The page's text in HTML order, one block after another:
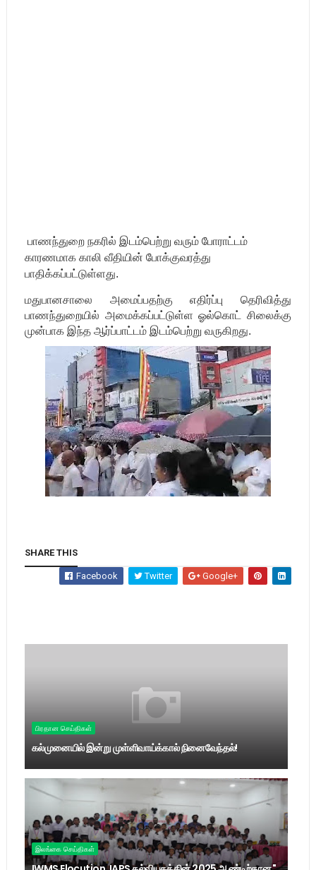
பாணந்துறை நகரில் இடம்பெற்று வரும் போராட்டம்
காரணமாக காலி வீதியின் போக்குவரத்து
பாதிக்கப்பட்டுள்ளது.
மதுபானசாலை அமைப்பதற்கு எதிர்ப்பு தெரிவித்து
பாணந்துறையில் அமைக்கப்பட்டுள்ள ஓல்கொட் சிலைக்கு
முன்பாக இந்த ஆர்ப்பாட்டம் இடம்பெற்று வருகிறது.
SHARE THIS
Facebook Twitter Google+
பிரதான செய்திகள்
கல்முனையில் இன்று முள்ளிவாய்க்கால் நினைவேந்தல்!
இலங்கை செய்திகள்